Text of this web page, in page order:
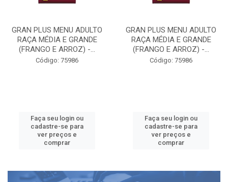
GRAN PLUS MENU ADULTO
RAÇA MÉDIA E GRANDE
(FRANGO E ARROZ) -...
Código: 75986
Faça seu login ou
cadastre-se para
ver preços e
comprar
GRAN PLUS MENU ADULTO
RAÇA MÉDIA E GRANDE
(FRANGO E ARROZ) -...
Código: 75986
Faça seu login ou
cadastre-se para
ver preços e
comprar